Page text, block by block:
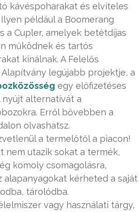
kávéspoharakat és elviteles
például a Boomerang
a Cupler, amelyek betétdíjas
működnek és tartós
kínálnak. A Felelős
Alapítvány legújabb projektje, a
egy előfizetéses
nyújt alternatívát a
Erről bővebben a
olvashatsz.
a termelőtől a piacon!
nem utazik sokat a termék,
komoly csomagolásra,
alapanyagokat kérheted a saját
tárolódba.
vagy használati tárgy,